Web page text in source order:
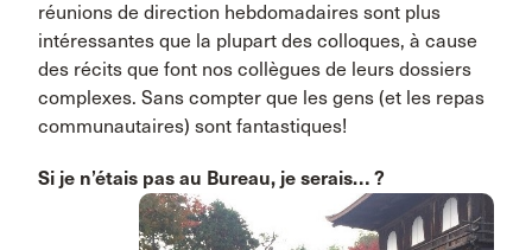
réunions de direction hebdomadaires sont plus
intéressantes que la plupart des colloques, à cause
des récits que font nos collègues de leurs dossiers
complexes. Sans compter que les gens (et les repas
communautaires) sont fantastiques!
Si je n’étais pas au Bureau, je serais… ?